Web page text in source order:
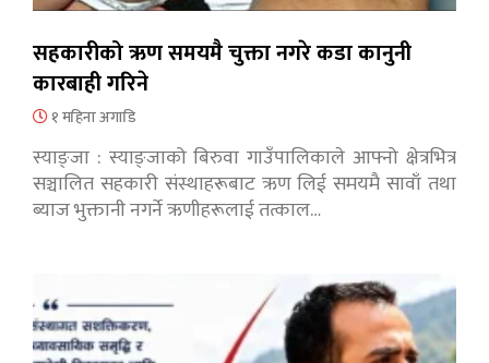
सहकारीको ऋण समयमै चुक्ता नगरे कडा कानुनी
कारबाही गरिने
१ महिना अगाडि
स्याङ्जा : स्याङ्जाको बिरुवा गाउँपालिकाले आफ्नो क्षेत्रभित्र
सञ्चालित सहकारी संस्थाहरूबाट ऋण लिई समयमै सावाँ तथा
ब्याज भुक्तानी नगर्ने ऋणीहरूलाई तत्काल…